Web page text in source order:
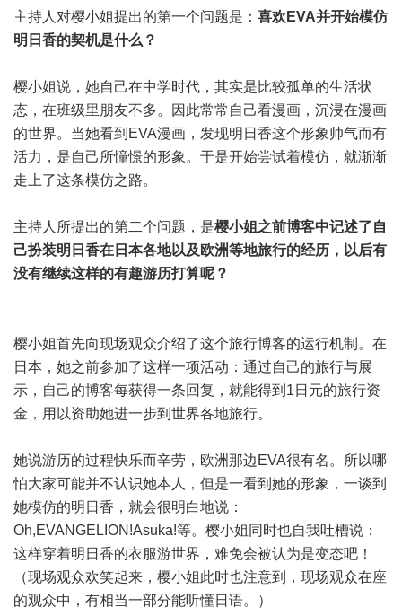
主持人对樱小姐提出的第一个问题是： 喜欢EVA并开始模仿
明日香的契机是什么？
樱小姐说，她自己在中学时代，其实是比较孤单的生活状
态，在班级里朋友不多。因此常常自己看漫画，沉浸在漫画
的世界。当她看到EVA漫画，发现明日香这个形象帅气而有
活力，是自己所憧憬的形象。于是开始尝试着模仿，就渐渐
走上了这条模仿之路。
主持人所提出的第二个问题，是樱小姐之前博客中记述了自
己扮装明日香在日本各地以及欧洲等地旅行的经历，以后有
没有继续这样的有趣游历打算呢？
樱小姐首先向现场观众介绍了这个旅行博客的运行机制。在
日本，她之前参加了这样一项活动：通过自己的旅行与展
示，自己的博客每获得一条回复，就能得到1日元的旅行资
金，用以资助她进一步到世界各地旅行。
她说游历的过程快乐而辛劳，欧洲那边EVA很有名。所以哪
怕大家可能并不认识她本人，但是一看到她的形象，一谈到
她模仿的明日香，就会很明白地说：
Oh,EVANGELION!Asuka!等。樱小姐同时也自我吐槽说：
这样穿着明日香的衣服游世界，难免会被认为是变态吧！
（现场观众欢笑起来，樱小姐此时也注意到，现场观众在座
的观众中，有相当一部分能听懂日语。）